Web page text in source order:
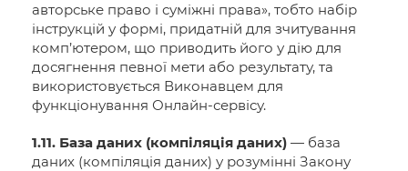
авторське право і суміжні права», тобто набір
інструкцій у формі, придатній для зчитування
комп’ютером, що приводить його у дію для
досягнення певної мети або результату, та
використовується Виконавцем для
функціонування Онлайн-сервісу.
1.11. База даних (компіляція даних) — база
даних (компіляція даних) у розумінні Закону